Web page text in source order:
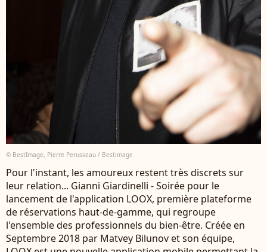
© BestImage, Pierre Perusseau / Bestimage
Pour l'instant, les amoureux restent très discrets sur
leur relation... Gianni Giardinelli - Soirée pour le
lancement de l'application LOOX, première plateforme
de réservations haut-de-gamme, qui regroupe
l'ensemble des professionnels du bien-être. Créée en
Septembre 2018 par Matvey Bilunov et son équipe,